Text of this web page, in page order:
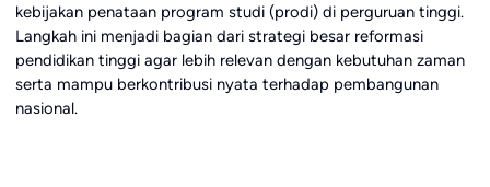
kebijakan penataan program studi (prodi) di perguruan tinggi.
Langkah ini menjadi bagian dari strategi besar reformasi
pendidikan tinggi agar lebih relevan dengan kebutuhan zaman
serta mampu berkontribusi nyata terhadap pembangunan
nasional.